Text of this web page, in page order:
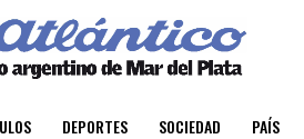
DEPORTES SOCIEDAD PAÍS